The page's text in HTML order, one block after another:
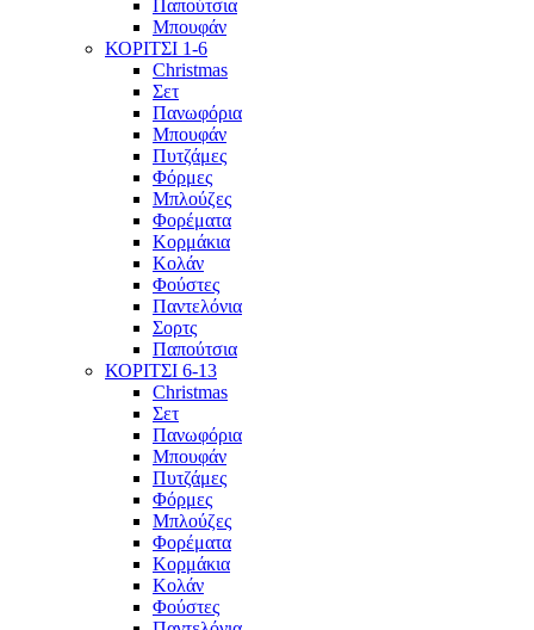
Παπούτσια
Μπουφάν
ΚΟΡΙΤΣΙ 1-6
Christmas
Σετ
Πανωφόρια
Μπουφάν
Πυτζάμες
Φόρμες
Μπλούζες
Φορέματα
Κορμάκια
Κολάν
Φούστες
Παντελόνια
Σορτς
Παπούτσια
ΚΟΡΙΤΣΙ 6-13
Christmas
Σετ
Πανωφόρια
Μπουφάν
Πυτζάμες
Φόρμες
Μπλούζες
Φορέματα
Κορμάκια
Κολάν
Φούστες